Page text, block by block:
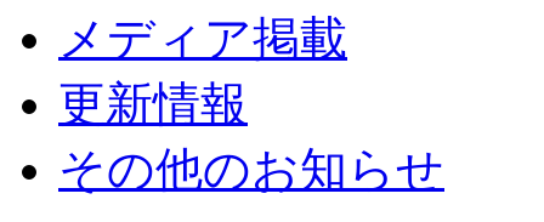
メディア掲載
更新情報
その他のお知らせ